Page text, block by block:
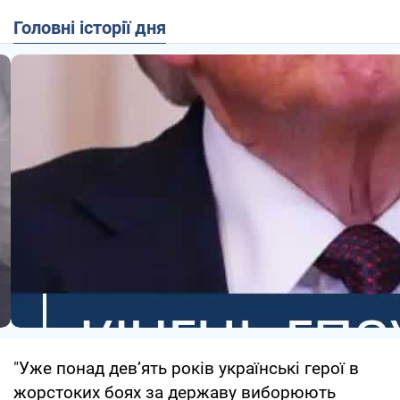
Головні історії дня
"Уже понад девʼять років українські герої в
жорстоких боях за державу виборюють